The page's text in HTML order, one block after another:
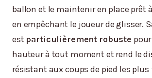
ballon et le maintenir en place prêt
en empêchant le joueur de glisser.
est particulièrement robuste
hauteur à tout moment et rend le
résistant aux coups de pied les plus